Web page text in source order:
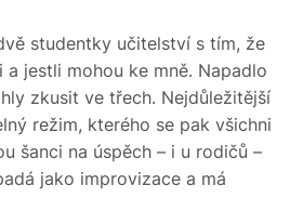
studentky učitelství s tím, že
jestli mohou ke mně. Napadlo
zkusit ve třech. Nejdůležitější
režim, kterého se pak všichni
šanci na úspěch – i u rodičů –
jako improvizace a má